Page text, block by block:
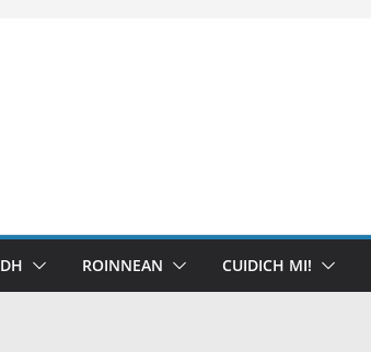
ROINNEAN CUIDICH MI!